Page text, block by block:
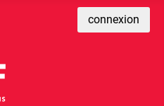
connexion